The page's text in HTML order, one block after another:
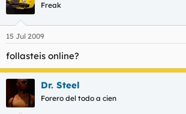
Freak
15 Jul 2009
follasteis online?
Dr. Steel
Forero del todo a cien